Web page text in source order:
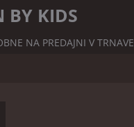
BY KIDS
NA PREDAJNI V TRNAVE